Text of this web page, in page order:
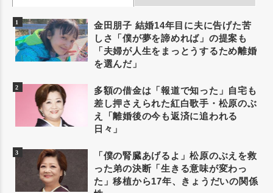
金田朋子 結婚14年目に夫に告げた苦
しさ「僕が夢を諦めれば」の提案も
「夫婦が人生をまっとうするため離婚
を選んだ」
多額の借金は「報道で知った」自宅も
差し押さえられた紅白歌手・松原のぶ
え「離婚後の今も返済に追われる
日々」
「僕の腎臓あげるよ」松原のぶえを救
った弟の決断「生きる意味が変わっ
た」移植から17年、きょうだいの関係